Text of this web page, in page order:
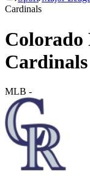
Cardinals
Colorado
Cardinals
MLB -